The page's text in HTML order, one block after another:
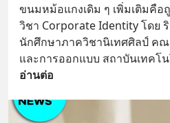
ขนมหม้อแกงเดิม ๆ เพิ่มเติมคือ
วิชา Corporate Identity โดย
นักศึกษาภาควิชานิเทศศิลป์ ค
และการออกแบบ สถาบันเทคโ
อ่านต่อ